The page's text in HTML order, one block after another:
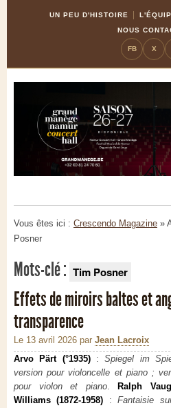
UN PEU D'HISTOIRE
NOUS
FB X
Vous êtes ici : Crescendo Magazine »
Posner
Mots-clé : Tim Posner
Effets de miroirs baltes et
transparence
Le 13 avril 2026 par Jean Lacroix
Arvo Pärt (°1935) :Spiegel im
version pour violoncelle et piano ;
pour violon et piano.
Ralph
Williams (1872-1958) :Fantaisie